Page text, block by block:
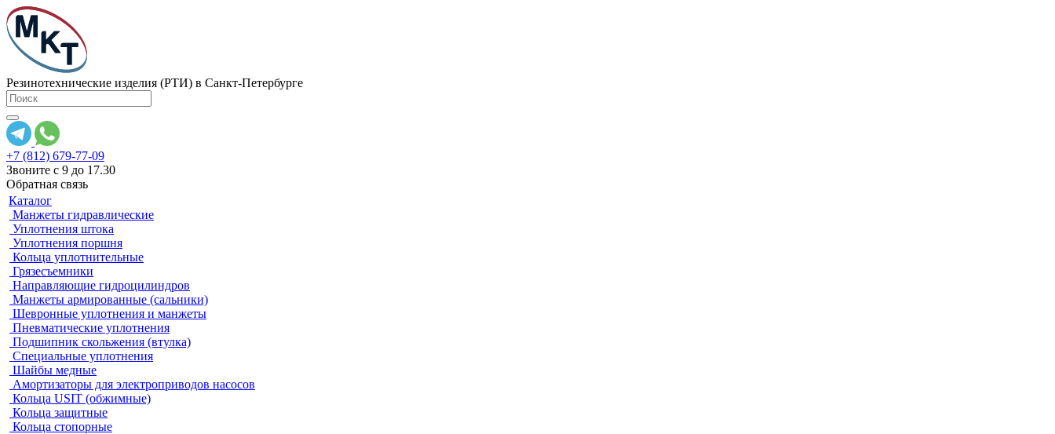
Резинотехнические изделия (РТИ) в Санкт-Петербурге
+7 (812) 679-77-09
Звоните с 9 до 17.30
Обратная связь
Каталог
Манжеты гидравлические
Уплотнения штока
Уплотнения поршня
Кольца уплотнительные
Грязесъемники
Направляющие гидроцилиндров
Манжеты армированные (сальники)
Шевронные уплотнения и манжеты
Пневматические уплотнения
Подшипник скольжения (втулка)
Специальные уплотнения
Шайбы медные
Амортизаторы для электроприводов насосов
Кольца USIT (обжимные)
Кольца защитные
Кольца стопорные